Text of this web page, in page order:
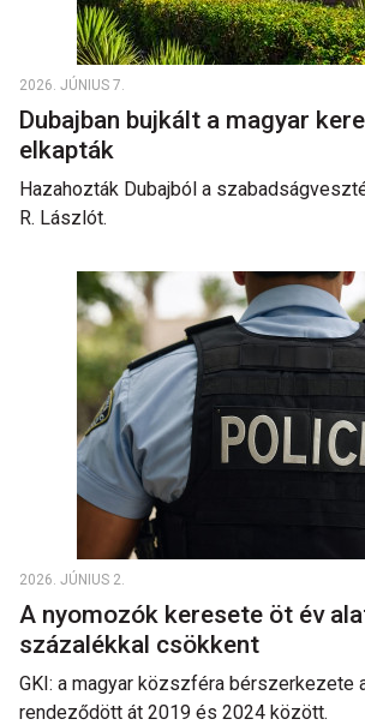
2026. JÚNIUS 7.
Dubajban bujkált a magyar
elkapták
Hazahozták Dubajból a
R. Lászlót.
2026. JÚNIUS 2.
A nyomozók keresete öt év
százalékkal csökkent
GKI: a magyar közszféra bérszerkezete
rendeződött át 2019 és 2024 között.